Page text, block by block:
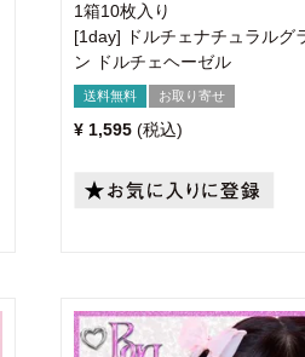
1箱10枚入り
[1day] ドルチェナチュラルグ
ン ドルチェヘーゼル
送料無料 お取り寄せ
¥ 1,595 税込